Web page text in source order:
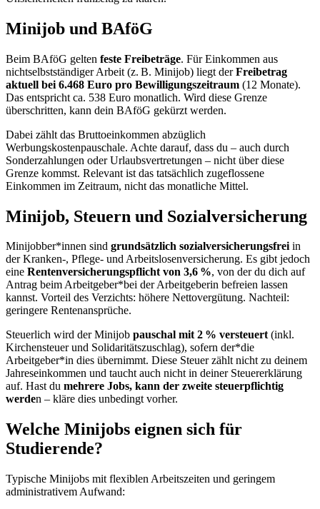
Minijob und BAföG
Beim BAföG gelten feste Freibeträge. Für Einkommen aus
nichtselbstständiger Arbeit (z. B. Minijob) liegt derFreibetrag
aktuell bei 6.468 Euro pro Bewilligungszeitraum (12 Monate).
Das entspricht ca. 538 Euro monatlich. Wird diese Grenze
überschritten, kann dein BAföG gekürzt werden.
Dabei zählt das Bruttoeinkommen abzüglich
Werbungskostenpauschale. Achte darauf, dass du – auch durch
Sonderzahlungen oder Urlaubsvertretungen – nicht über diese
Grenze kommst. Relevant ist das tatsächlich zugeflossene
Einkommen im Zeitraum, nicht das monatliche Mittel.
Minijob, Steuern und Sozialversicherung
Minijobber*innen sind grundsätzlich sozialversicherungsfreiin
der Kranken-, Pflege- und Arbeitslosenversicherung. Es gibt jedoch
eine Rentenversicherungspflicht von 3,6 %, von der du dich auf
Antrag beim Arbeitgeber*bei der Arbeitgeberin befreien lassen
kannst. Vorteil des Verzichts: höhere Nettovergütung. Nachteil:
geringere Rentenansprüche.
Steuerlich wird der Minijob pauschal mit 2 % versteuert(inkl.
Kirchensteuer und Solidaritätszuschlag), sofern der*die
Arbeitgeber*in dies übernimmt. Diese Steuer zählt nicht zu deinem
Jahreseinkommen und taucht auch nicht in deiner Steuererklärung
auf. Hast du mehrere Jobs, kann der zweite steuerpflichtig
werden – kläre dies unbedingt vorher.
Welche Minijobs eignen sich für
Studierende?
Typische Minijobs mit flexiblen Arbeitszeiten und geringem
administrativem Aufwand: